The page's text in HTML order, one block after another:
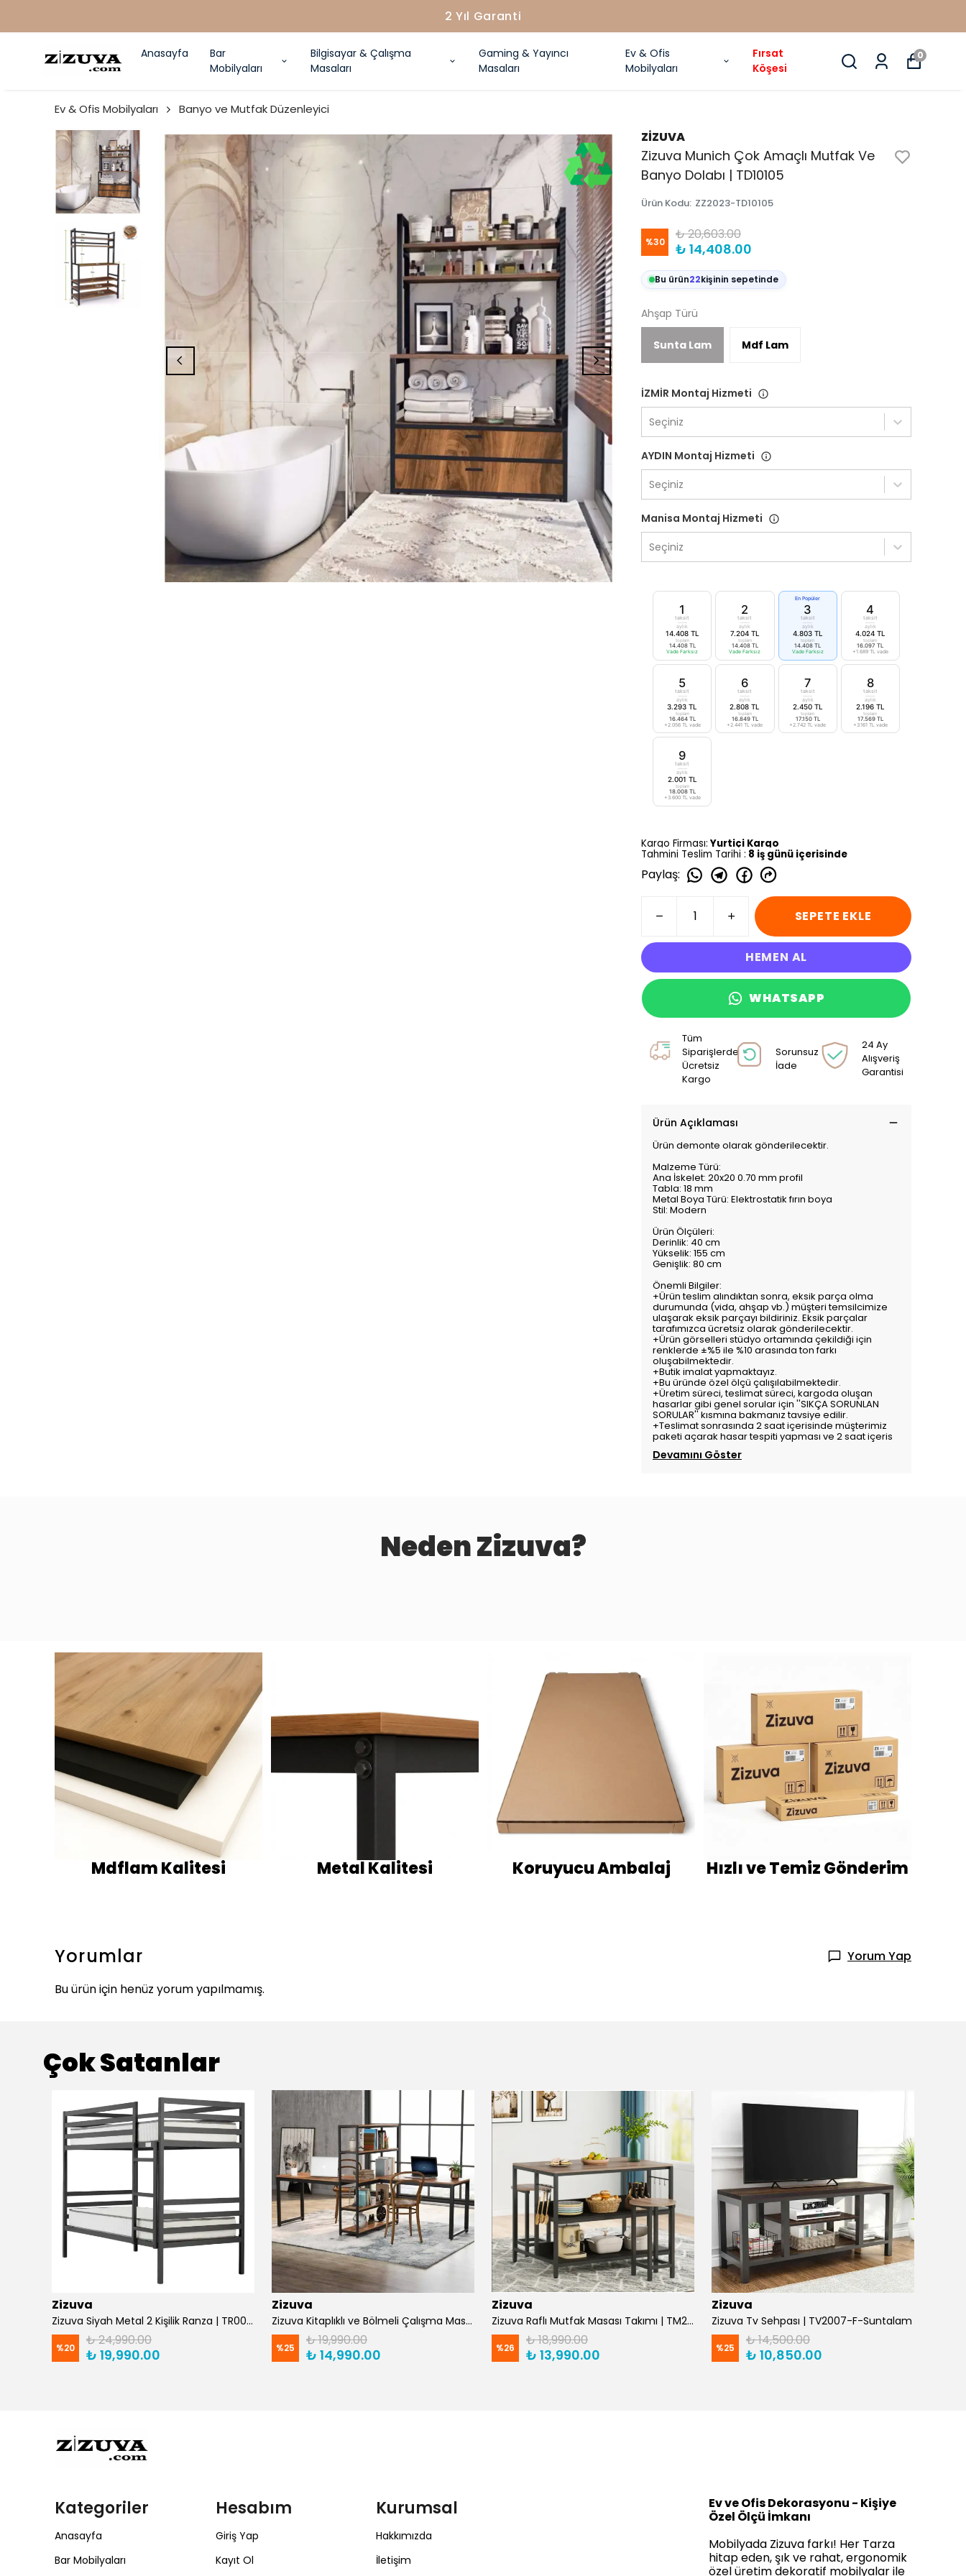
2 Yıl Garanti
Anasayfa
Bar
Mobilyaları
Bilgisayar & Çalışma
Masaları
Gaming & Yayıncı
Masaları
Ev & Ofis
Mobilyaları
Fırsat
Köşesi
0
Ev & Ofis Mobilyaları Banyo ve Mutfak Düzenleyici
ZİZUVA
Zizuva Munich Çok Amaçlı Mutfak Ve
Banyo Dolabı | TD10105
Ürün Kodu: ZZ2023-TD10105
%30 ₺ 20,603.00
₺ 14,408.00
Bu ürün22kişinin sepetinde
Ahşap Türü
Sunta Lam Mdf Lam
İZMİR Montaj Hizmeti
Seçiniz
AYDIN Montaj Hizmeti
Seçiniz
Manisa Montaj Hizmeti
Seçiniz
1
taksit
aylık
14.408 TL
toplam
14.408 TL
Vade Farksız
2
taksit
aylık
7.204 TL
toplam
14.408 TL
Vade Farksız
En Popüler
3
taksit
aylık
4.803 TL
toplam
14.408 TL
Vade Farksız
4
taksit
aylık
4.024 TL
toplam
16.097 TL
+1.689 TL vade
5
taksit
aylık
3.293 TL
toplam
16.464 TL
+2.056 TL vade
6
taksit
aylık
2.808 TL
toplam
16.849 TL
+2.441 TL vade
7
taksit
aylık
2.450 TL
toplam
17.150 TL
+2.742 TL vade
8
taksit
aylık
2.196 TL
toplam
17.569 TL
+3.161 TL vade
9
taksit
aylık
2.001 TL
toplam
18.008 TL
+3.600 TL vade
Kargo Firması: Yurtiçi Kargo
Tahmini Teslim Tarihi : 8 iş günü içerisinde
Paylaş:
SEPETE EKLE
HEMEN AL
WHATSAPP
Tüm
Siparişlerde
Ücretsiz
Kargo
Sorunsuz
İade
24 Ay
Alışveriş
Garantisi
Ürün Açıklaması
Ürün demonte olarak gönderilecektir.
Malzeme Türü:
Ana İskelet: 20x20 0.70 mm profil
Tabla: 18 mm
Metal Boya Türü: Elektrostatik fırın boya
Stil: Modern
Ürün Ölçüleri:
Derinlik: 40 cm
Yükselik: 155 cm
Genişlik: 80 cm
Önemli Bilgiler:
+Ürün teslim alındıktan sonra, eksik parça olma
durumunda (vida, ahşap vb.) müşteri temsilcimize
ulaşarak eksik parçayı bildiriniz. Eksik parçalar
tarafımızca ücretsiz olarak gönderilecektir.
+Ürün görselleri stüdyo ortamında çekildiği için
renklerde ±%5 ile %10 arasında ton farkı
oluşabilmektedir.
+Butik imalat yapmaktayız.
+Bu üründe özel ölçü çalışılabilmektedir.
+Üretim süreci, teslimat süreci, kargoda oluşan
hasarlar gibi genel sorular için ''SIKÇA SORUNLAN
SORULAR'' kısmına bakmanız tavsiye edilir.
+Teslimat sonrasında 2 saat içerisinde müşterimiz
paketi açarak hasar tespiti yapması ve 2 saat içeris
Devamını Göster
Neden Zizuva?
Mdflam Kalitesi Metal Kalitesi Koruyucu Ambalaj Hızlı ve Temiz Gönderim
Yorumlar
Yorum Yap
Bu ürün için henüz yorum yapılmamış.
Çok Satanlar
Zizuva
Zizuva Siyah Metal 2 Kişilik Ranza | TR0011-F
%20 ₺ 24,990.00
₺ 19,990.00
Zizuva
Zizuva Kitaplıklı ve Bölmeli Çalışma Masası | CM1021-F-Suntalam
%25 ₺ 19,990.00
₺ 14,990.00
Zizuva
Zizuva Raflı Mutfak Masası Takımı | TM204985-F-Suntalam
%26 ₺ 18,990.00
₺ 13,990.00
Zizuva
Zizuva Tv Sehpası | TV2007-F-Suntalam
%25 ₺ 14,500.00
₺ 10,850.00
Kategoriler
Anasayfa
Bar Mobilyaları
Hesabım
Giriş Yap
Kayıt Ol
Kurumsal
Hakkımızda
İletişim
Ev ve Ofis Dekorasyonu - Kişiye
Özel Ölçü İmkanı
Mobilyada Zizuva farkı! Her Tarza
hitap eden, şık ve rahat, ergonomik
özel üretim dekoratif mobilyalar ile